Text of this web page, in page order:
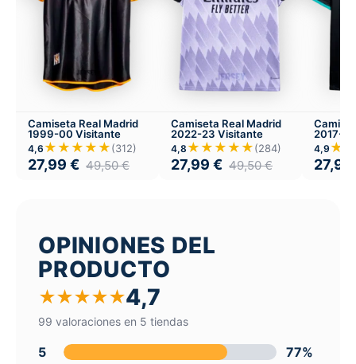
Camiseta Real Madrid
1999-00 Visitante
4,6 ★★★★★(312)
27,99 € 49,50€
Camiseta Real Madrid
2022-23 Visitante
4,8 ★★★★★(284)
27,99 € 49,50€
2017-
4,9
27,99
OPINIONES DEL
PRODUCTO
★★★★★4,7
99 valoraciones en 5 tiendas
5
77%